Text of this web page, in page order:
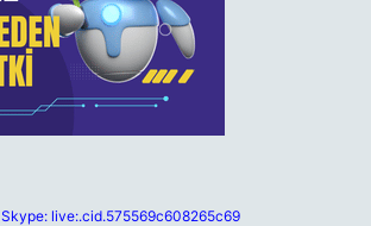
Skype: live:.cid.575569c608265c69